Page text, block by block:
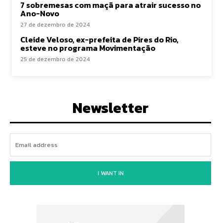
7 sobremesas com maçã para atrair sucesso no
Ano-Novo
27 de dezembro de 2024
Cleide Veloso, ex-prefeita de Pires do Rio,
esteve no programa Movimentação
25 de dezembro de 2024
Newsletter
I WANT IN